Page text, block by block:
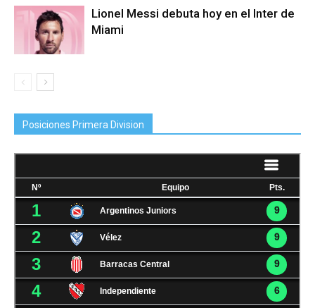
Lionel Messi debuta hoy en el Inter de
Miami
Posiciones Primera Division